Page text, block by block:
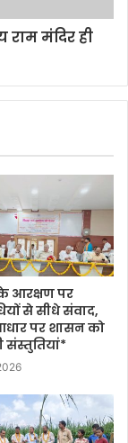
मंदिर ही
आरक्षण पर
से सीधे संवाद,
पर शासन को
संस्तुतियां*